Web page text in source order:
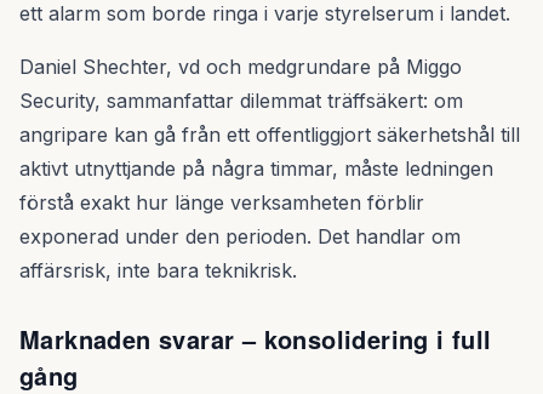
ett alarm som borde ringa i varje styrelserum i landet.
Daniel Shechter, vd och medgrundare på Miggo
Security, sammanfattar dilemmat träffsäkert: om
angripare kan gå från ett offentliggjort säkerhetshål till
aktivt utnyttjande på några timmar, måste ledningen
förstå exakt hur länge verksamheten förblir
exponerad under den perioden. Det handlar om
affärsrisk, inte bara teknikrisk.
Marknaden svarar – konsolidering i full
gång